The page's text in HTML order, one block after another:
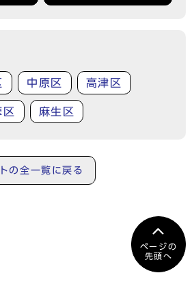
中原区 高津区
区 麻生区
の全一覧に戻る
ページの
先頭へ